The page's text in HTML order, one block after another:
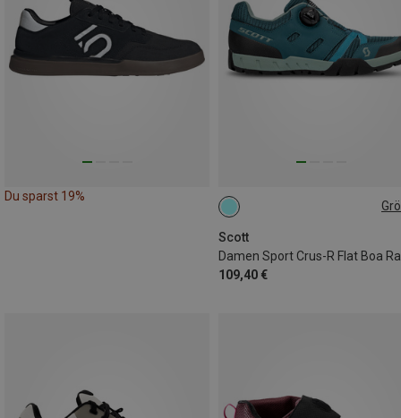
Du sparst 19%
Scott
109,40 €
36